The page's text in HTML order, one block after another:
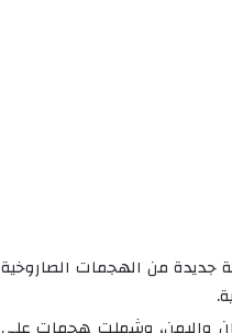
جديدة من الهجمات الصاروخية